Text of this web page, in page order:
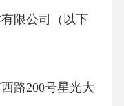
限公司（以下
路200号星光大